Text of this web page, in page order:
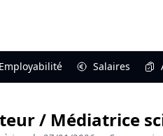
Employabilité Salaires
/ Médiatrice